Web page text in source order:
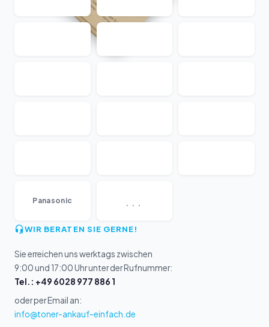
Panasonic ...
WIR BERATEN SIE GERNE!
Sie erreichen uns werktags zwischen
9:00 und 17:00 Uhr unter der Rufnummer:
Tel.: +49 6028 977 886 1
oder per Email an:
info@toner-ankauf-einfach.de